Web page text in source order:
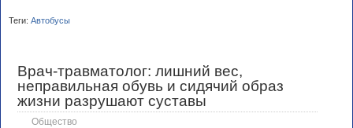
Теги: Автобусы
Врач-травматолог: лишний вес,
неправильная обувь и сидячий образ
жизни разрушают суставы
Общество